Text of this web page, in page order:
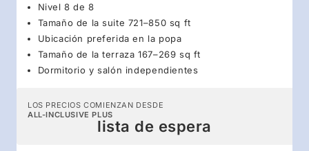
Nivel 8 de 8
Tamaño de la suite 721–850 sq ft
Ubicación preferida en la popa
Tamaño de la terraza 167–269 sq ft
Dormitorio y salón independientes
LOS PRECIOS COMIENZAN DESDE
ALL-INCLUSIVE PLUS
lista de espera